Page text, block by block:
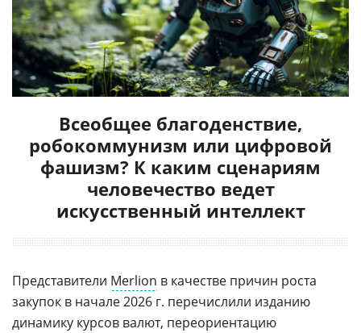
Всеобщее благоденствие,
робокоммунизм или цифровой
фашизм? К каким сценариям
человечество ведет
искусственный интеллект
Представители Merlion в качестве причин роста
закупок в начале 2026 г. перечислили изданию
динамику курсов валют, переориентацию